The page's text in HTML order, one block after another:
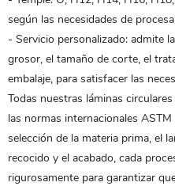
según las necesidades de
- Servicio personalizado: admite
grosor, el tamaño de corte, el
embalaje, para satisfacer las
Todas nuestras láminas
las normas internacionales
selección de la materia prima, el
recocido y el acabado, cada
rigurosamente para garantizar